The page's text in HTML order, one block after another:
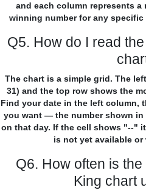
and each column represents
winning number for any
Q5. How do I read
The chart is a simple grid. The
31) and the top row shows the
Find your date in the left column,
you want — the number shown
on that day. If the cell shows "--"
is not yet available or
Q6. How often is
King chart